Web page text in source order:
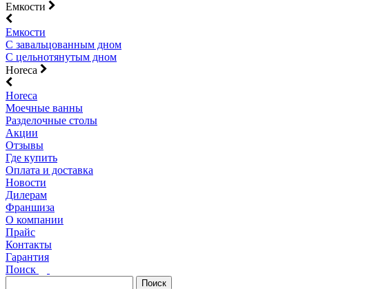
Емкости
Емкости
С завальцованным дном
С цельнотянутым дном
Horeca
Horeca
Моечные ванны
Разделочные столы
Акции
Отзывы
Где купить
Оплата и доставка
Новости
Дилерам
Франшиза
О компании
Прайс
Контакты
Гарантия
Поиск
Поиск